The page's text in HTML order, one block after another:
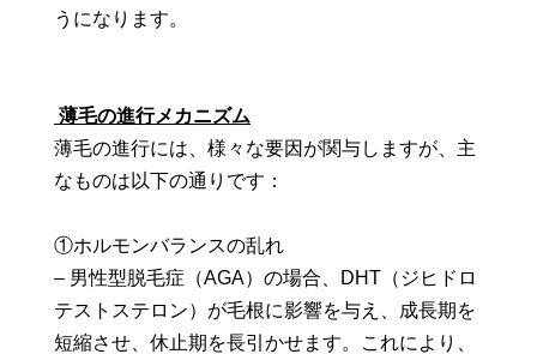
うになります。
薄毛の進行メカニズム
薄毛の進行には、様々な要因が関与しますが、主
なものは以下の通りです：
①ホルモンバランスの乱れ
– 男性型脱毛症（AGA）の場合、DHT（ジヒドロ
テストステロン）が毛根に影響を与え、成長期を
短縮させ、休止期を長引かせます。これにより、